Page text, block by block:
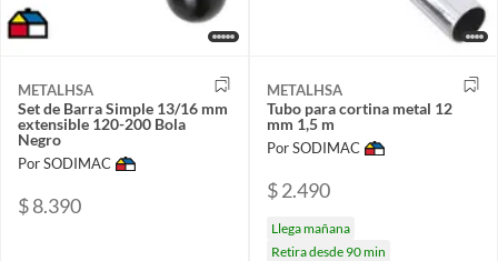
METALHSA
Set de Barra Simple 13/16 mm
extensible 120-200 Bola
Negro
Por SODIMAC
$ 8.390
METALHSA
Tubo para cortina metal 12
mm 1,5 m
Por SODIMAC
$ 2.490
Llega mañana
Retira desde 90 min